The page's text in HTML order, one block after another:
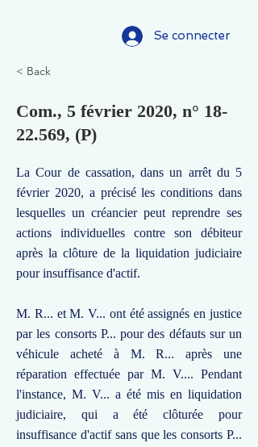
Se connecter
< Back
Com., 5 février 2020, n° 18-
22.569, (P)
La Cour de cassation, dans un arrêt du 5
février 2020, a précisé les conditions dans
lesquelles un créancier peut reprendre ses
actions individuelles contre son débiteur
après la clôture de la liquidation judiciaire
pour insuffisance d'actif.
M. R... et M. V... ont été assignés en justice
par les consorts P... pour des défauts sur un
véhicule acheté à M. R... après une
réparation effectuée par M. V.... Pendant
l'instance, M. V... a été mis en liquidation
judiciaire, qui a été clôturée pour
insuffisance d'actif sans que les consorts P...